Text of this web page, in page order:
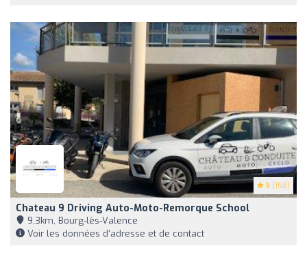
5 (158)
Chateau 9 Driving Auto-Moto-Remorque School
9,3km, Bourg-lès-Valence
Voir les données d'adresse et de contact